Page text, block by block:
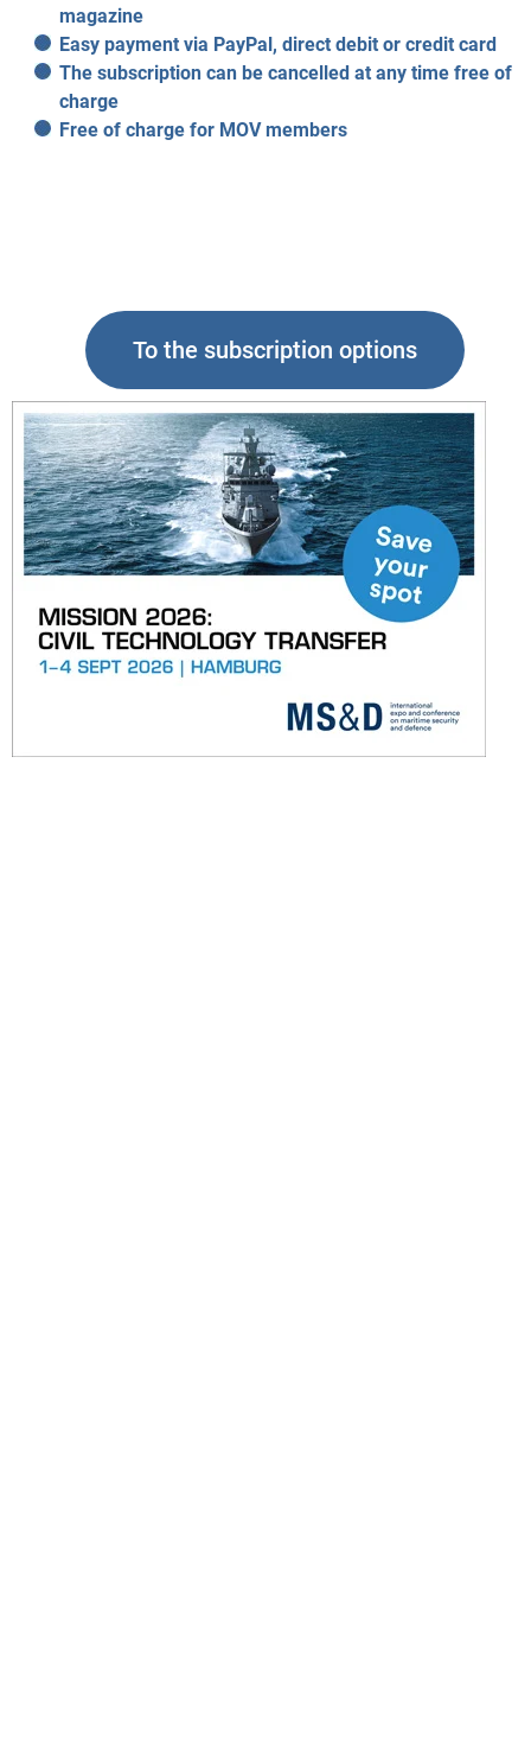
magazine
Easy payment via PayPal, direct debit or credit card
The subscription can be cancelled at any time free of
charge
Free of charge for MOV members
To the subscription options